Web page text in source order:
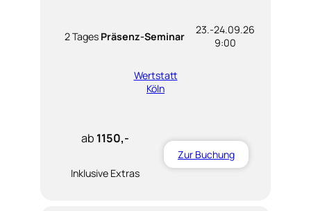
2 Tages Präsenz-Seminar
23.-24.09.26
9:00
Wertstatt
Köln
ab 1150,-
Inklusive Extras
Zur Buchung